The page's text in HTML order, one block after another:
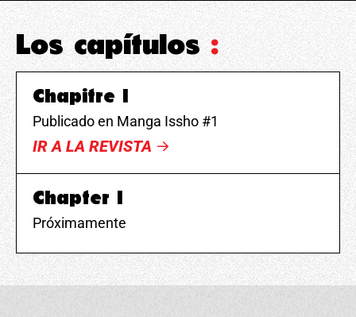
Los capítulos:
Chapitre 1
Publicado en Manga Issho #1
IR A LA REVISTA
Chapter 1
Próximamente